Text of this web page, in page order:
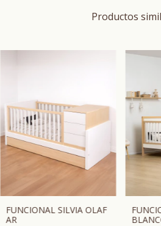
Productos
FUNCIONAL SILVIA OLAF
AR